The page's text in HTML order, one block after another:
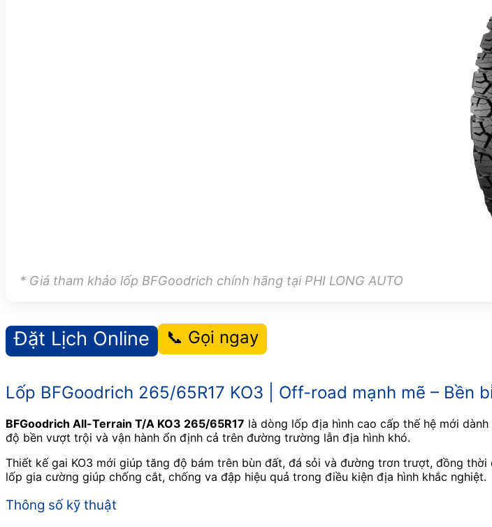
* Giá tham khảo lốp BFGoodrich chính hãng tại PHI LONG AUTO
Đặt Lịch Online 📞 Gọi ngay
Lốp BFGoodrich 265/65R17 KO3 | Off-road mạnh mẽ – Bền
BFGoodrich All-Terrain T/A KO3 265/65R17 là dòng lốp địa hình cao cấp thế hệ mới
độ bền vượt trội và vận hành ổn định cả trên đường trường lẫn địa hình khó.
Thiết kế gai KO3 mới giúp tăng độ bám trên bùn đất, đá sỏi và đường trơn trượt, đồng
lốp gia cường giúp chống cắt, chống va đập hiệu quả trong điều kiện địa hình khắc nghiệt.
Thông số kỹ thuật